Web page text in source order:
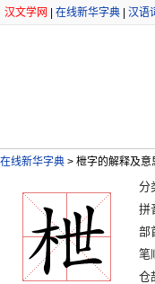
汉文学网 在线新华字典 汉语
在线新华字典 > 枻字的解释及意
分
拼
部
笔
仓